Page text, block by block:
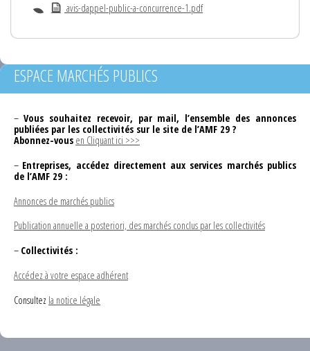
avis-dappel-public-a-concurrence-1.pdf
ESPACE MARCHÉS PUBLICS
– Vous souhaitez recevoir, par mail, l’ensemble des annonces
publiées par les collectivités sur le site de l’AMF 29 ?
Abonnez-vous en Cliquant ici >>>
– Entreprises, accédez directement aux services marchés publics
de l’AMF 29 :
Annonces de marchés publics
Publication annuelle a posteriori, des marchés conclus par les collectivités
– Collectivités :
Accédez à votre espace adhérent
Consultez la notice légale